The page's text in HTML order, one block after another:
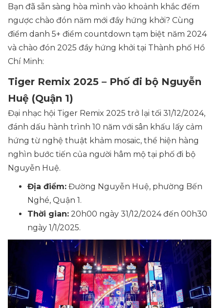
Bạn đã sẵn sàng hòa mình vào khoảnh khắc đếm
ngược chào đón năm mới đầy hứng khởi? Cùng
điểm danh 5+ điểm countdown tạm biệt năm 2024
và chào đón 2025 đầy hứng khởi tại Thành phố Hồ
Chí Minh:
Tiger Remix 2025 – Phố đi bộ Nguyễn
Huệ (Quận 1)
Đại nhạc hội Tiger Remix 2025 trở lại tối 31/12/2024,
đánh dấu hành trình 10 năm với sân khấu lấy cảm
hứng từ nghệ thuật khảm mosaic, thể hiện hàng
nghìn bước tiến của người hâm mộ tại phố đi bộ
Nguyễn Huệ.
Địa điểm: Đường Nguyễn Huệ, phường Bến
Nghé, Quận 1.
Thời gian: 20h00 ngày 31/12/2024 đến 00h30
ngày 1/1/2025.